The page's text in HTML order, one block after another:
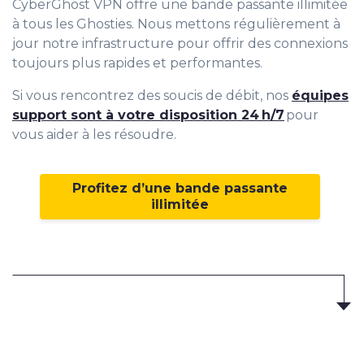
CyberGhost VPN offre une bande passante illimitée
à tous les Ghosties. Nous mettons régulièrement à
jour notre infrastructure pour offrir des connexions
toujours plus rapides et performantes.
Si vous rencontrez des soucis de débit, nos équipes
support sont à votre disposition 24 h/7 pour
vous aider à les résoudre.
Profitez d’une bande passante
illimitée